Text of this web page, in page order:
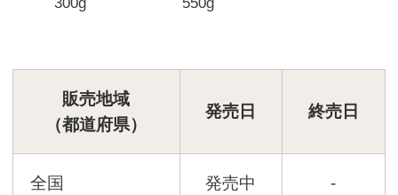
販売地域
（都道府県）
発売日 終売日
全国 発売中 -